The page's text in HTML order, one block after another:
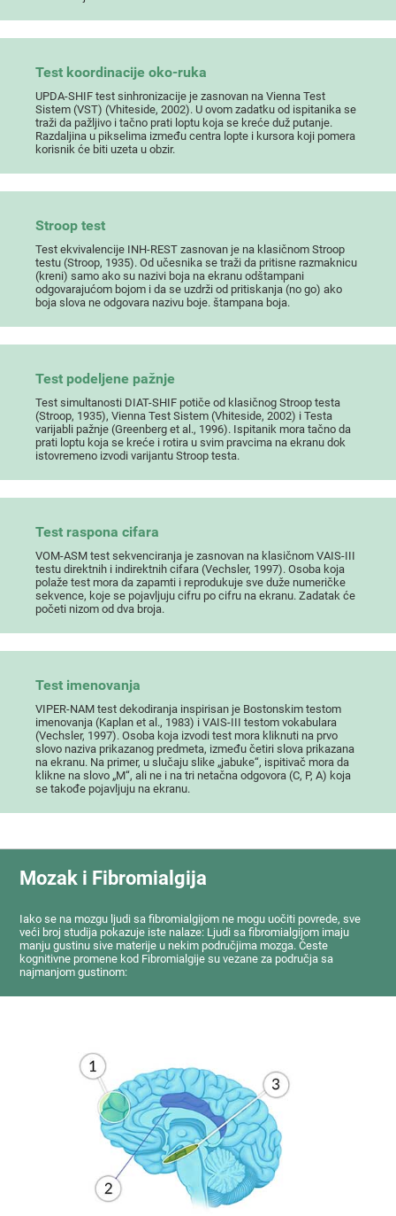
Test koordinacije oko-ruka
UPDA-SHIF test sinhronizacije je zasnovan na Vienna Test
Sistem (VST) (Vhiteside, 2002). U ovom zadatku od ispitanika se
traži da pažljivo i tačno prati loptu koja se kreće duž putanje.
Razdaljina u pikselima između centra lopte i kursora koji pomera
korisnik će biti uzeta u obzir.
Stroop test
Test ekvivalencije INH-REST zasnovan je na klasičnom Stroop
testu (Stroop, 1935). Od učesnika se traži da pritisne razmaknicu
(kreni) samo ako su nazivi boja na ekranu odštampani
odgovarajućom bojom i da se uzdrži od pritiskanja (no go) ako
boja slova ne odgovara nazivu boje. štampana boja.
Test podeljene pažnje
Test simultanosti DIAT-SHIF potiče od klasičnog Stroop testa
(Stroop, 1935), Vienna Test Sistem (Vhiteside, 2002) i Testa
varijabli pažnje (Greenberg et al., 1996). Ispitanik mora tačno da
prati loptu koja se kreće i rotira u svim pravcima na ekranu dok
istovremeno izvodi varijantu Stroop testa.
Test raspona cifara
VOM-ASM test sekvenciranja je zasnovan na klasičnom VAIS-III
testu direktnih i indirektnih cifara (Vechsler, 1997). Osoba koja
polaže test mora da zapamti i reprodukuje sve duže numeričke
sekvence, koje se pojavljuju cifru po cifru na ekranu. Zadatak će
početi nizom od dva broja.
Test imenovanja
VIPER-NAM test dekodiranja inspirisan je Bostonskim testom
imenovanja (Kaplan et al., 1983) i VAIS-III testom vokabulara
(Vechsler, 1997). Osoba koja izvodi test mora kliknuti na prvo
slovo naziva prikazanog predmeta, između četiri slova prikazana
na ekranu. Na primer, u slučaju slike „jabuke“, ispitivač mora da
klikne na slovo „M“, ali ne i na tri netačna odgovora (C, P, A) koja
se takođe pojavljuju na ekranu.
Mozak i Fibromialgija
Iako se na mozgu ljudi sa fibromialgijom ne mogu uočiti povrede, sve
veći broj studija pokazuje iste nalaze: Ljudi sa fibromialgijom imaju
manju gustinu sive materije u nekim područjima mozga. Česte
kognitivne promene kod Fibromialgije su vezane za područja sa
najmanjom gustinom: